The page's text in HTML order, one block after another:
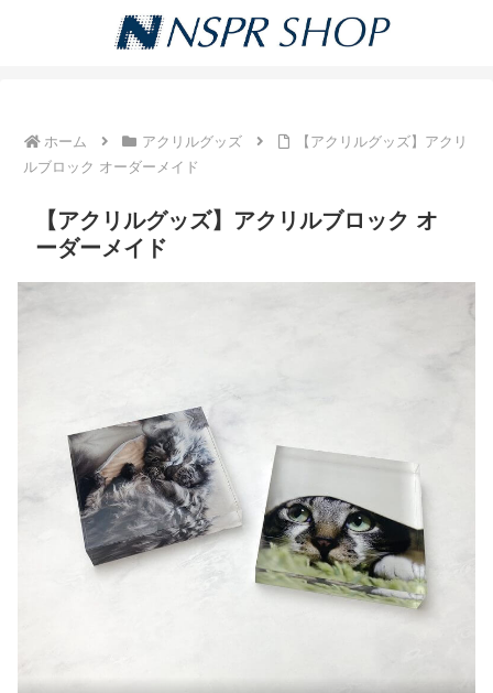
ホーム アクリルグッズ
【アクリルグッズ】アクリ
ルブロック オーダーメイド
【アクリルグッズ】アクリルブロック オ
ーダーメイド